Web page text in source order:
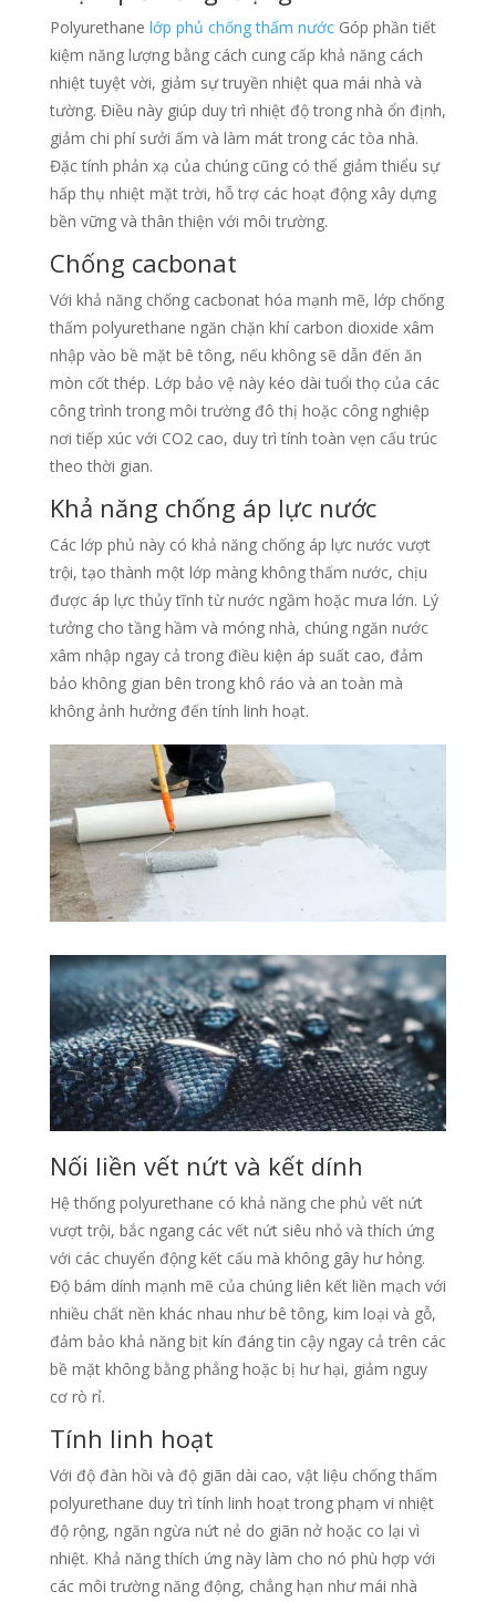
Polyurethane lớp phủ chống thấm nướcGóp phần tiết
kiệm năng lượng bằng cách cung cấp khả năng cách
nhiệt tuyệt vời, giảm sự truyền nhiệt qua mái nhà và
tường. Điều này giúp duy trì nhiệt độ trong nhà ổn định,
giảm chi phí sưởi ấm và làm mát trong các tòa nhà.
Đặc tính phản xạ của chúng cũng có thể giảm thiểu sự
hấp thụ nhiệt mặt trời, hỗ trợ các hoạt động xây dựng
bền vững và thân thiện với môi trường.
Chống cacbonat
Với khả năng chống cacbonat hóa mạnh mẽ, lớp chống
thấm polyurethane ngăn chặn khí carbon dioxide xâm
nhập vào bề mặt bê tông, nếu không sẽ dẫn đến ăn
mòn cốt thép. Lớp bảo vệ này kéo dài tuổi thọ của các
công trình trong môi trường đô thị hoặc công nghiệp
nơi tiếp xúc với CO2 cao, duy trì tính toàn vẹn cấu trúc
theo thời gian.
Khả năng chống áp lực nước
Các lớp phủ này có khả năng chống áp lực nước vượt
trội, tạo thành một lớp màng không thấm nước, chịu
được áp lực thủy tĩnh từ nước ngầm hoặc mưa lớn. Lý
tưởng cho tầng hầm và móng nhà, chúng ngăn nước
xâm nhập ngay cả trong điều kiện áp suất cao, đảm
bảo không gian bên trong khô ráo và an toàn mà
không ảnh hưởng đến tính linh hoạt.
Nối liền vết nứt và kết dính
Hệ thống polyurethane có khả năng che phủ vết nứt
vượt trội, bắc ngang các vết nứt siêu nhỏ và thích ứng
với các chuyển động kết cấu mà không gây hư hỏng.
Độ bám dính mạnh mẽ của chúng liên kết liền mạch với
nhiều chất nền khác nhau như bê tông, kim loại và gỗ,
đảm bảo khả năng bịt kín đáng tin cậy ngay cả trên các
bề mặt không bằng phẳng hoặc bị hư hại, giảm nguy
cơ rò rỉ.
Tính linh hoạt
Với độ đàn hồi và độ giãn dài cao, vật liệu chống thấm
polyurethane duy trì tính linh hoạt trong phạm vi nhiệt
độ rộng, ngăn ngừa nứt nẻ do giãn nở hoặc co lại vì
nhiệt. Khả năng thích ứng này làm cho nó phù hợp với
các môi trường năng động, chẳng hạn như mái nhà